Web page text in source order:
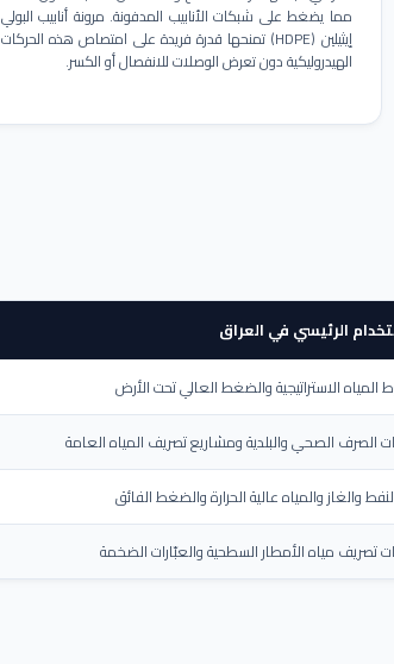
مما يضغط على شبكات الأنابيب المدفونة. مرونة أنابيب البولي
إيثيلين (HDPE) تمنحها قدرة فريدة على امتصاص هذه الحركات
الهيدروليكية دون تعرض الوصلات للانفصال أو الكسر.
الرئيسي في العراق
الاستراتيجية والضغط العالي تحت الأرض
الصرف الصحي والبلدية ومشاريع تصريف المياه العامة
والغاز والمياه عالية الحرارة والضغط الفائق
تصريف مياه الأمطار السطحية والعبّارات الضخمة